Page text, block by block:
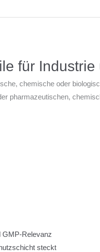
für
chemische oder
pharmazeutischen,
GMP-Relevanz
steckt